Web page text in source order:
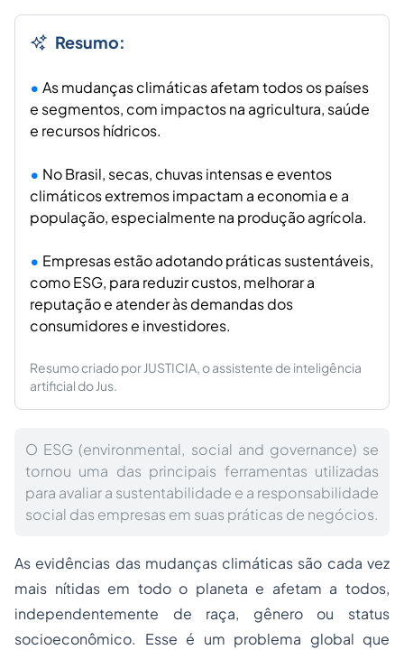
Resumo:
As mudanças climáticas afetam todos os países
e segmentos, com impactos na agricultura, saúde
e recursos hídricos.
No Brasil, secas, chuvas intensas e eventos
climáticos extremos impactam a economia e a
população, especialmente na produção agrícola.
Empresas estão adotando práticas sustentáveis,
como ESG, para reduzir custos, melhorar a
reputação e atender às demandas dos
consumidores e investidores.
Resumo criado por JUSTICIA, o assistente de inteligência
artificial do Jus.
O ESG (environmental, social and governance) se
tornou uma das principais ferramentas utilizadas
para avaliar a sustentabilidade e a responsabilidade
social das empresas em suas práticas de negócios.
As evidências das mudanças climáticas são cada vez
mais nítidas em todo o planeta e afetam a todos,
independentemente de raça, gênero ou status
socioeconômico. Esse é um problema global que